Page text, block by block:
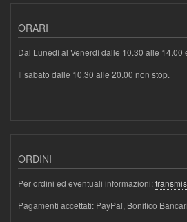
ORARI
Dal Lunedì al Venerdì dalle 10.30 alle 14.00
Il sabato dalle 10.30 alle 20.00 non stop.
ORDINI
Per ordini ed eventuali informazioni:
Pagamenti accettati: PayPal, Bonifico